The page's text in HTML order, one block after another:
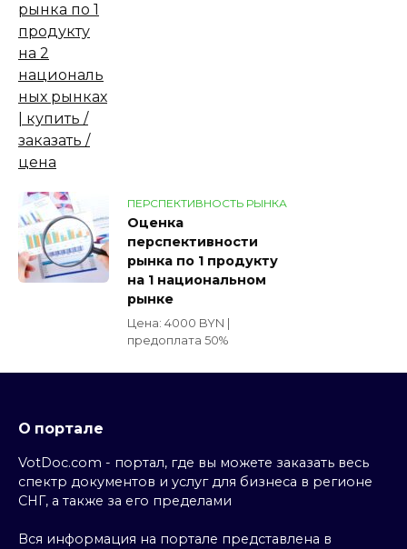
ПЕРСПЕКТИВНОСТЬ РЫНКА
Оценка
перспективности
рынка по 1 продукту
на 1 национальном
рынке
Цена: 4000 BYN |
предоплата 50%
О портале
VotDoc.com - портал, где вы можете заказать весь
спектр документов и услуг для бизнеса в регионе
СНГ, а также за его пределами
Вся информация на портале представлена в